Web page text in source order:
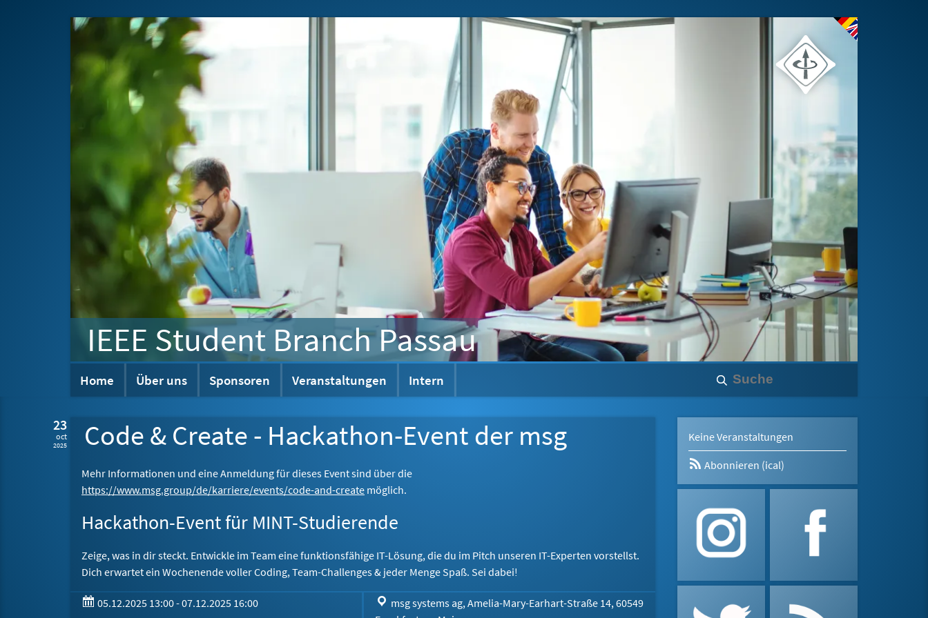
IEEE Student Branch Passau
Home Über uns Sponsoren Veranstaltungen Intern
Code & Create - Hackathon-Event der msg
23
oct
2025
Mehr Informationen und eine Anmeldung für dieses Event sind über die
https://www.msg.group/de/karriere/events/code-and-create möglich.
Hackathon-Event für MINT-Studierende
Zeige, was in dir steckt. Entwickle im Team eine funktionsfähige IT-​Lösung, die du im Pitch unseren IT-​Experten vorstellst.
Dich erwartet ein Wochenende voller Coding, Team-​Challenges & jeder Menge Spaß. Sei dabei!
05.12.2025 13:00 - 07.12.2025 16:00
msg systems ag, Amelia-Mary-Earhart-Straße 14, 60549
Keine Veranstaltungen
Abonnieren (ical)